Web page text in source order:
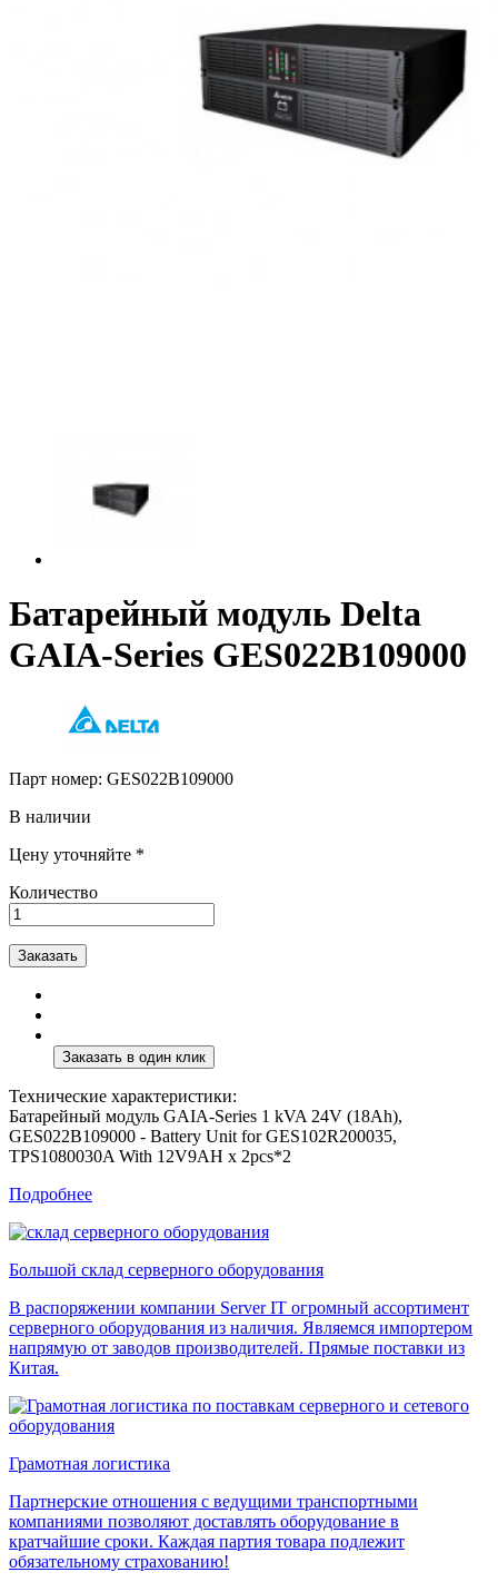
Батарейный модуль Delta
GAIA-Series GES022B109000
Парт номер: GES022B109000
В наличии
Цену уточняйте *
Количество
Заказать
Технические характеристики:
Батарейный модуль GAIA-Series 1 kVA 24V (18Ah),
GES022B109000 - Battery Unit for GES102R200035,
TPS1080030A With 12V9AH x 2pcs*2
Подробнее
Большой склад серверного оборудования
В распоряжении компании Server IT огромный ассортимент
серверного оборудования из наличия. Являемся импортером
напрямую от заводов производителей. Прямые поставки из
Китая.
Грамотная логистика
Партнерские отношения с ведущими транспортными
компаниями позволяют доставлять оборудование в
кратчайшие сроки. Каждая партия товара подлежит
обязательному страхованию!